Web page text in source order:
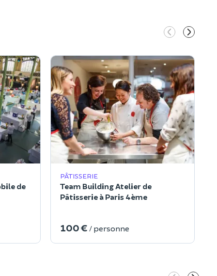
de
PÂTISSERIE
Team Building Atelier de
Pâtisserie à Paris 4ème
100 € / personne